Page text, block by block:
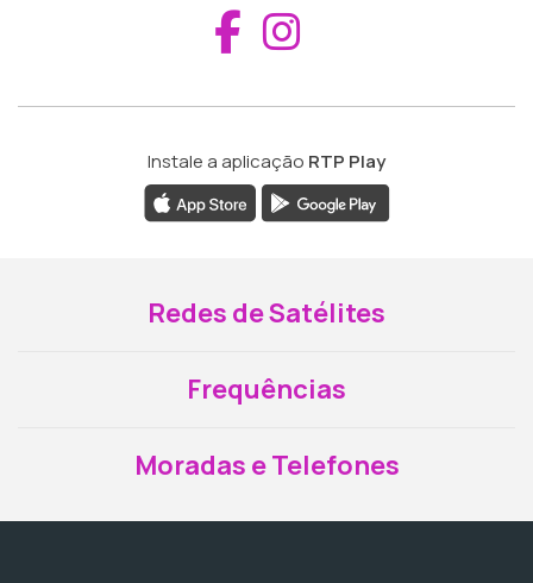
Aceder ao
Instale a aplicação RTP Play
Redes de Satélites
Frequências
Moradas e Telefones